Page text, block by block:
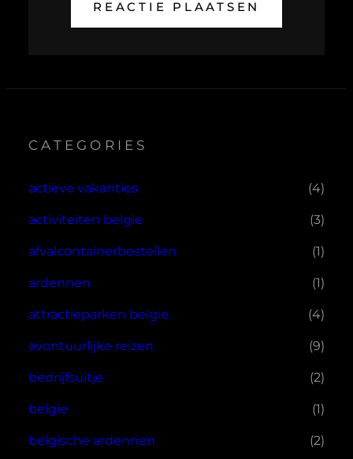
CATEGORIES
actieve vakanties (4)
activiteiten belgie (3)
afvalcontainerbestellen (1)
ardennen (1)
attractieparken belgie (4)
avontuurlijke reizen (9)
bedrijfsuitje (2)
belgie (1)
belgische ardennen (2)